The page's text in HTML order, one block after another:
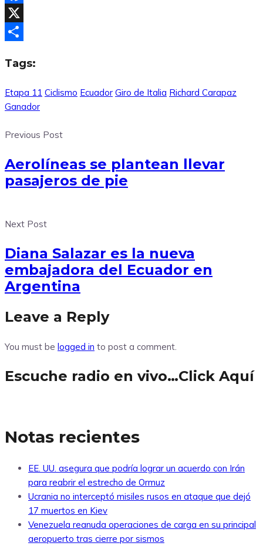
Facebook
X
Tags:
Etapa 11 Ciclismo Ecuador Giro de Italia Richard Carapaz
Ganador
Previous Post
Aerolíneas se plantean llevar
pasajeros de pie
Next Post
Diana Salazar es la nueva
embajadora del Ecuador en
Argentina
Leave a Reply
You must be logged in to post a comment.
Escuche radio en vivo…Click Aquí
Notas recientes
EE. UU. asegura que podría lograr un acuerdo con Irán
para reabrir el estrecho de Ormuz
Ucrania no interceptó misiles rusos en ataque que dejó
17 muertos en Kiev
Venezuela reanuda operaciones de carga en su principal
aeropuerto tras cierre por sismos